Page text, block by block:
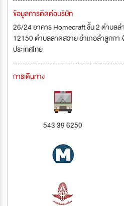
ข้อมูลการติดต่อบริษัท
26/24 อาคาร Homecraft ชั้น 2 ตำบล
12150 ตำบลลาดสวาย อำเภอลำลูกกา
ประเทศไทย
การเดินทาง
543 39 6250